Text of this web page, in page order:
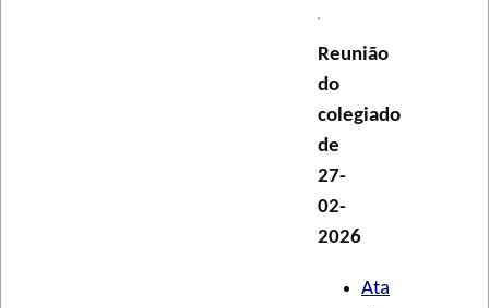
Reunião
do
colegiado
de
27-
02-
2026
Ata